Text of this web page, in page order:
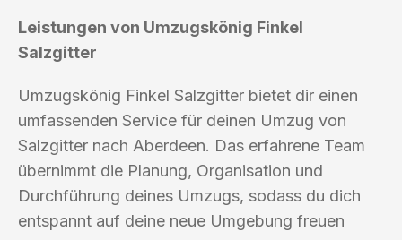
Leistungen von Umzugskönig Finkel
Salzgitter
Umzugskönig Finkel Salzgitter bietet dir einen
umfassenden Service für deinen Umzug von
Salzgitter nach Aberdeen. Das erfahrene Team
übernimmt die Planung, Organisation und
Durchführung deines Umzugs, sodass du dich
entspannt auf deine neue Umgebung freuen